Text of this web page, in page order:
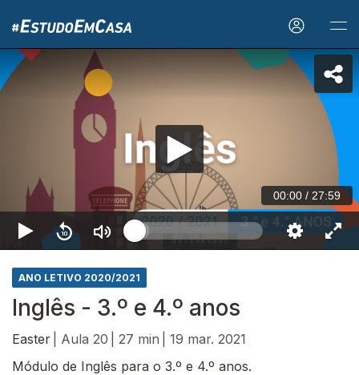
00:00 / 27:59
ANO LETIVO 2020/2021
Inglês - 3.º e 4.º anos
Easter | Aula 20 | 27 min
| 19 mar. 2021
Módulo de Inglês para o 3.º e 4.º anos.